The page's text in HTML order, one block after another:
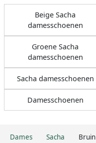
Dames Sacha Bruin
Beige Sacha
damesschoenen
Groene Sacha
damesschoenen
Sacha damesschoenen
Damesschoenen